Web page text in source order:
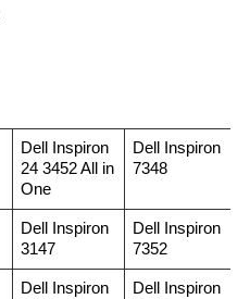
Dell Inspiron
24 3452 All in
One
Dell Inspiron
7348
Dell Inspiron
3147
Dell Inspiron
7352
Dell Inspiron
Dell Inspiron